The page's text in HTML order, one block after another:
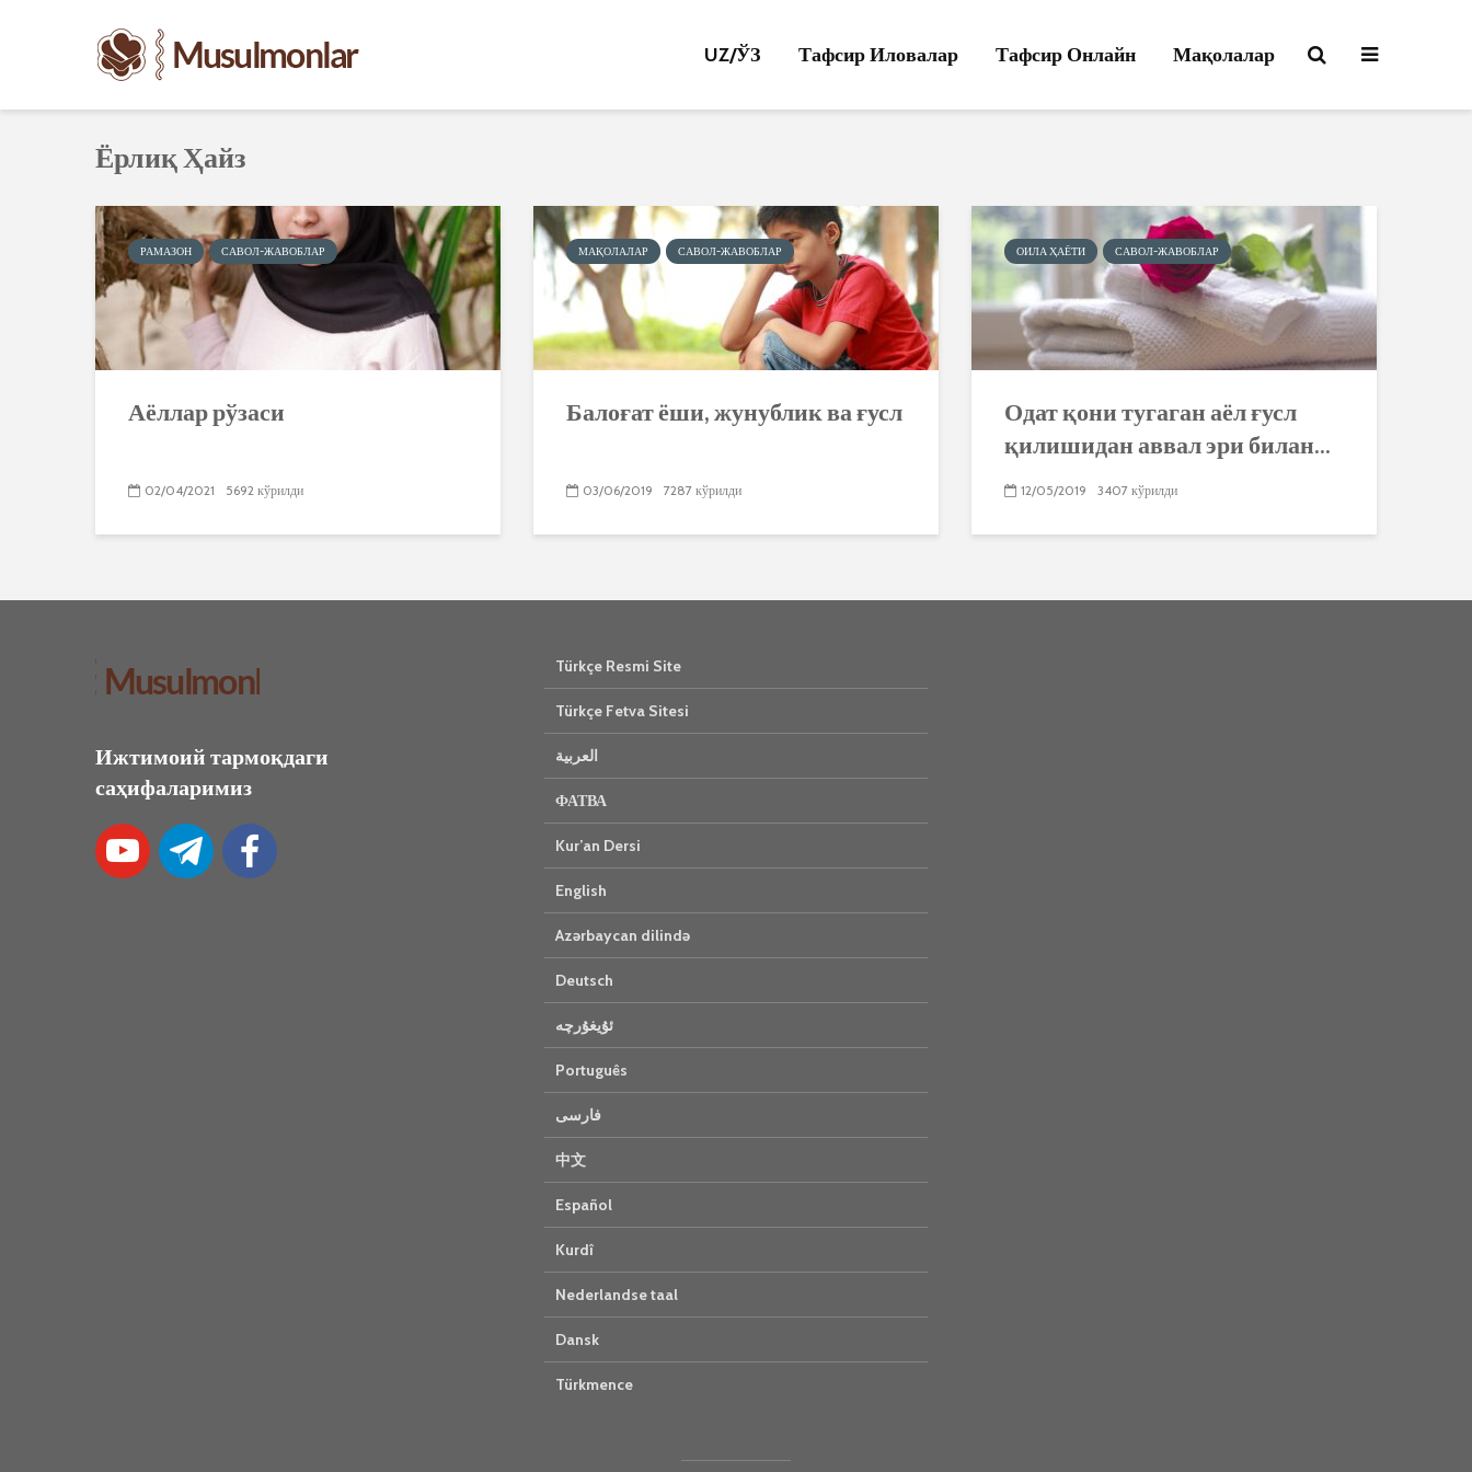
UZ/ЎЗ Тафсир Иловалар Тафсир Онлайн Мақолалар
Ёрлиқ Ҳайз
РАМАЗОН САВОЛ-ЖАВОБЛАР
Аёллар рўзаси
02/04/2021 5692 кўрилди
МАҚОЛАЛАР САВОЛ-ЖАВОБЛАР
Балоғат ёши, жунублик ва ғусл
03/06/2019 7287 кўрилди
ОИЛА ҲАЁТИ САВОЛ-ЖАВОБЛАР
Одат қони тугаган аёл ғусл
қилишидан аввал эри билан...
12/05/2019 3407 кўрилди
Ижтимоий тармоқдаги
саҳифаларимиз
Türkçe Resmi Site
Türkçe Fetva Sitesi
العربية
ФАТВА
Kur’an Dersi
English
Azərbaycan dilində
Deutsch
ئۇيغۇرچە
Português
فارسی
中文
Español
Kurdî
Nederlandse taal
Dansk
Türkmence